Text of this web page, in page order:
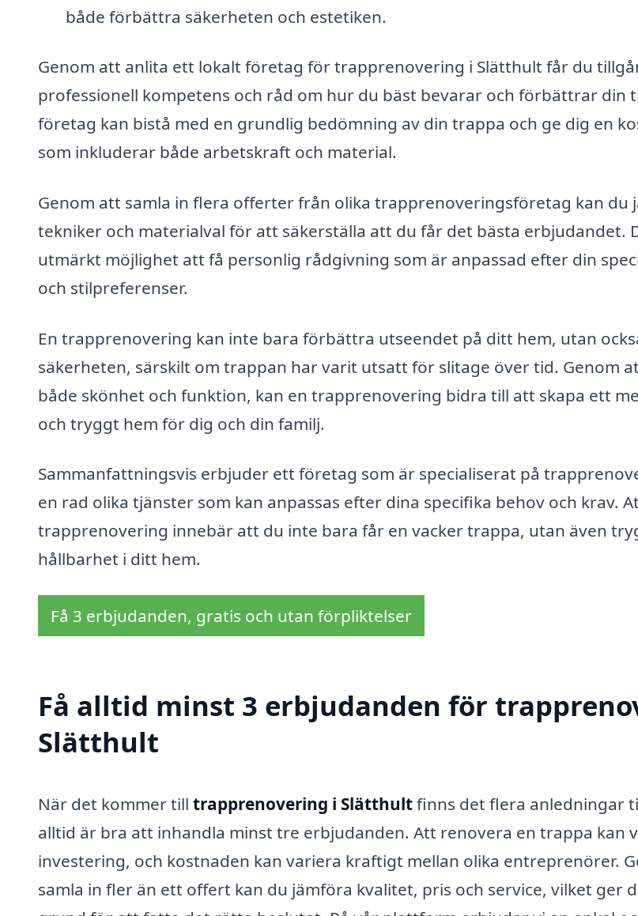
både förbättra säkerheten och estetiken.
Genom att anlita ett lokalt företag för trapprenovering i Slätthult får du
professionell kompetens och råd om hur du bäst bevarar och förbättrar din
företag kan bistå med en grundlig bedömning av din trappa och ge dig en
som inkluderar både arbetskraft och material.
Genom att samla in flera offerter från olika trapprenoveringsföretag kan du
tekniker och materialval för att säkerställa att du får det bästa erbjudandet.
utmärkt möjlighet att få personlig rådgivning som är anpassad efter din
och stilpreferenser.
En trapprenovering kan inte bara förbättra utseendet på ditt hem, utan
säkerheten, särskilt om trappan har varit utsatt för slitage över tid. Genom
både skönhet och funktion, kan en trapprenovering bidra till att skapa ett
och tryggt hem för dig och din familj.
Sammanfattningsvis erbjuder ett företag som är specialiserat på
en rad olika tjänster som kan anpassas efter dina specifika behov och krav.
trapprenovering innebär att du inte bara får en vacker trappa, utan även
hållbarhet i ditt hem.
Få 3 erbjudanden, gratis och utan förpliktelser
Få alltid minst 3 erbjudanden för
Slätthult
När det kommer till trapprenovering i Slätthultfinns det flera anledningar
alltid är bra att inhandla minst tre erbjudanden. Att renovera en trappa kan
investering, och kostnaden kan variera kraftigt mellan olika entreprenörer.
samla in fler än ett offert kan du jämföra kvalitet, pris och service, vilket ger